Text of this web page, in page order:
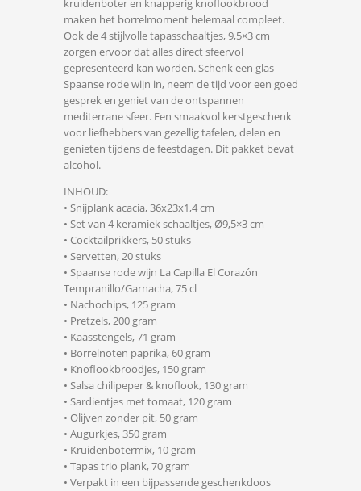
kruidenboter en knapperig knoflookbrood
maken het borrelmoment helemaal compleet.
Ook de 4 stijlvolle tapasschaaltjes, 9,5×3 cm
zorgen ervoor dat alles direct sfeervol
gepresenteerd kan worden. Schenk een glas
Spaanse rode wijn in, neem de tijd voor een goed
gesprek en geniet van de ontspannen
mediterrane sfeer. Een smaakvol kerstgeschenk
voor liefhebbers van gezellig tafelen, delen en
genieten tijdens de feestdagen. Dit pakket bevat
alcohol.
INHOUD:
• Snijplank acacia, 36x23x1,4 cm
• Set van 4 keramiek schaaltjes, Ø9,5×3 cm
• Cocktailprikkers, 50 stuks
• Servetten, 20 stuks
• Spaanse rode wijn La Capilla El Corazón
Tempranillo/Garnacha, 75 cl
• Nachochips, 125 gram
• Pretzels, 200 gram
• Kaasstengels, 71 gram
• Borrelnoten paprika, 60 gram
• Knoflookbroodjes, 150 gram
• Salsa chilipeper & knoflook, 130 gram
• Sardientjes met tomaat, 120 gram
• Olijven zonder pit, 50 gram
• Augurkjes, 350 gram
• Kruidenbotermix, 10 gram
• Tapas trio plank, 70 gram
• Verpakt in een bijpassende geschenkdoos